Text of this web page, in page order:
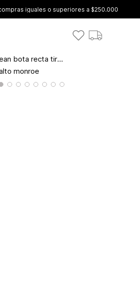
compras iguales o superiores a $250.000
Jean bota recta tiro alto monroe